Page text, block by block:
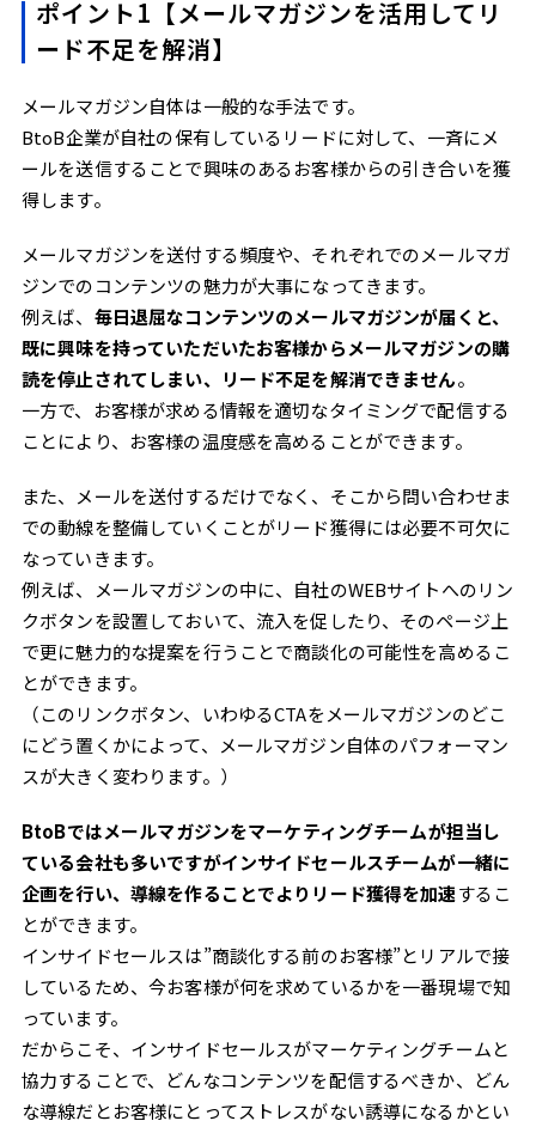
ポイント1【メールマガジンを活用してリ
ード不足を解消】
メールマガジン自体は一般的な手法です。
BtoB企業が自社の保有しているリードに対して、一斉にメ
ールを送信することで興味のあるお客様からの引き合いを獲
得します。
メールマガジンを送付する頻度や、それぞれでのメールマガ
ジンでのコンテンツの魅力が大事になってきます。
例えば、 毎日退屈なコンテンツのメールマガジンが届くと、
既に興味を持っていただいたお客様からメールマガジンの購
読を停止されてしまい、リード不足を解消できません。
一方で、お客様が求める情報を適切なタイミングで配信する
ことにより、お客様の温度感を高めることができます。
また、メールを送付するだけでなく、そこから問い合わせま
での動線を整備していくことがリード獲得には必要不可欠に
なっていきます。
例えば、メールマガジンの中に、自社のWEBサイトへのリン
クボタンを設置しておいて、流入を促したり、そのページ上
で更に魅力的な提案を行うことで商談化の可能性を高めるこ
とができます。
（このリンクボタン、いわゆるCTAをメールマガジンのどこ
にどう置くかによって、メールマガジン自体のパフォーマン
スが大きく変わります。）
BtoBではメールマガジンをマーケティングチームが担当し
ている会社も多いですがインサイドセールスチームが一緒に
企画を行い、導線を作ることでよりリード獲得を加速するこ
とができます。
インサイドセールスは”商談化する前のお客様”とリアルで接
しているため、今お客様が何を求めているかを一番現場で知
っています。
だからこそ、インサイドセールスがマーケティングチームと
協力することで、どんなコンテンツを配信するべきか、どん
な導線だとお客様にとってストレスがない誘導になるかとい